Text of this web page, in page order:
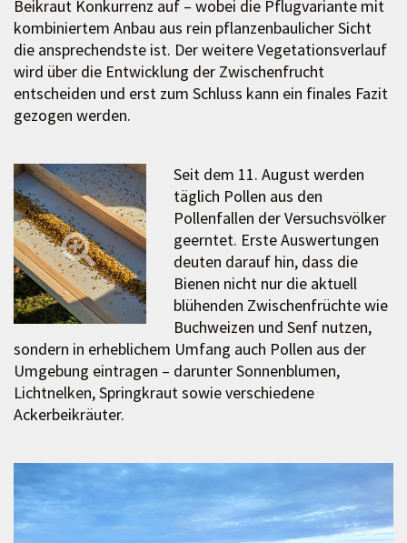
Beikraut Konkurrenz auf – wobei die Pflugvariante mit
kombiniertem Anbau aus rein pflanzenbaulicher Sicht
die ansprechendste ist. Der weitere Vegetationsverlauf
wird über die Entwicklung der Zwischenfrucht
entscheiden und erst zum Schluss kann ein finales Fazit
gezogen werden.
Seit dem 11. August werden
täglich Pollen aus den
Pollenfallen der Versuchsvölker
geerntet. Erste Auswertungen
deuten darauf hin, dass die
Bienen nicht nur die aktuell
blühenden Zwischenfrüchte wie
Buchweizen und Senf nutzen,
sondern in erheblichem Umfang auch Pollen aus der
Umgebung eintragen – darunter Sonnenblumen,
Lichtnelken, Springkraut sowie verschiedene
Ackerbeikräuter.